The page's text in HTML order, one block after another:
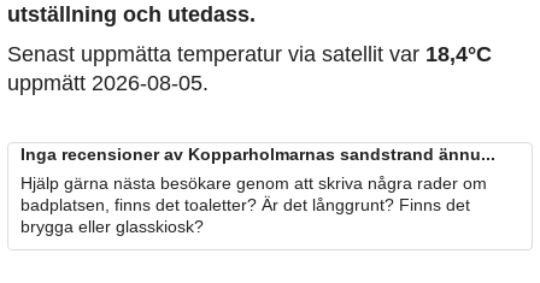
utställning och utedass.
Senast uppmätta temperatur via satellit var 18,4°C
uppmätt 2026-08-05.
Inga recensioner av Kopparholmarnas sandstrand ännu...
Hjälp gärna nästa besökare genom att skriva några rader om
badplatsen, finns det toaletter? Är det långgrunt? Finns det
brygga eller glasskiosk?